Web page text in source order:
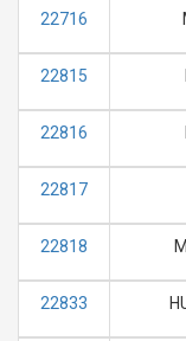
22716
22815
22816
22817
22818
22833